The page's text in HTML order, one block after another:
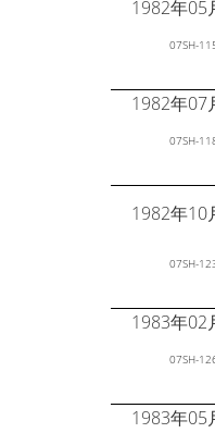
1982年05
07SH-
1982年07
07SH-
1982年10
07SH-
1983年02
07SH-
1983年05